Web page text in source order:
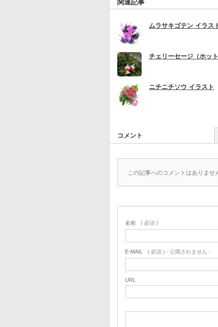
関連記事
ムラサキゴテン イラス
チェリーセージ（ホッ
ニチニチソウ イラスト
コメント
この記事へのコメントはありませ
名前 ( 必須 )
E-MAIL ( 必須 ) - 公開されません -
URL